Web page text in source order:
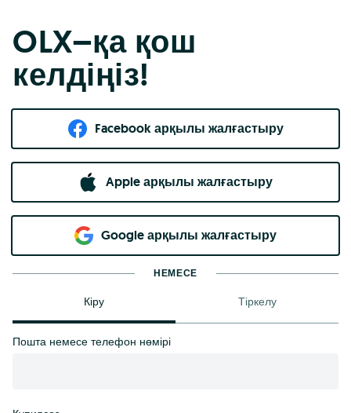
OLX–қа қош
келдіңіз!
Facebook арқылы жалғастыру
Apple арқылы жалғастыру
Google арқылы жалғастыру
НЕМЕСЕ
Кіру Тіркелу
Пошта немесе телефон нөмірі